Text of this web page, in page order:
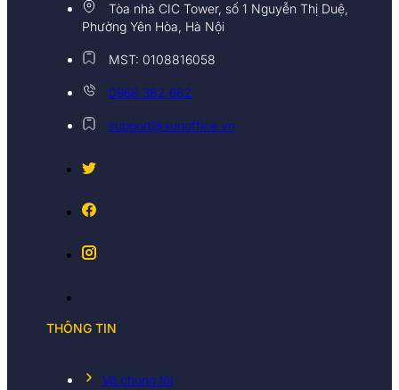
Tòa nhà CIC Tower, số 1 Nguyễn Thị Duệ,
Phường Yên Hòa, Hà Nội
MST: 0108816058
0968 382 682
support@sunoffice.vn
THÔNG TIN
Về chúng tôi